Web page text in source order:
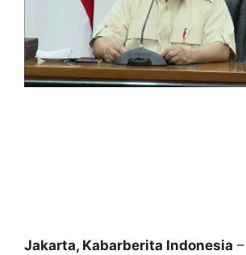
Jakarta, Kabarberita Indonesia